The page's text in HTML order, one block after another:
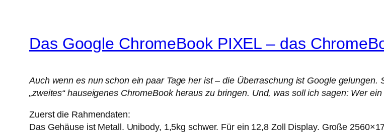
Das Google ChromeBook PIXEL – das
Auch wenn es nun schon ein paar Tage her ist – die Überraschung ist Google
„zweites“ hauseigenes ChromeBook heraus zu bringen. Und, was soll ich sagen: Wer
Zuerst die Rahmendaten:
Das Gehäuse ist Metall. Unibody, 1,5kg schwer. Für ein 12,8 Zoll Display. Große